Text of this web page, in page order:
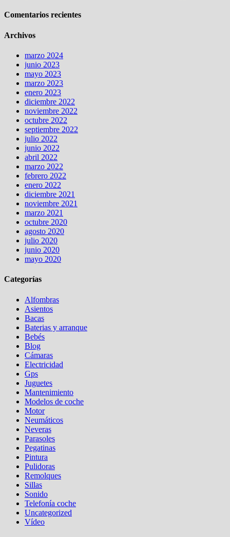
Comentarios recientes
Archivos
marzo 2024
junio 2023
mayo 2023
marzo 2023
enero 2023
diciembre 2022
noviembre 2022
octubre 2022
septiembre 2022
julio 2022
junio 2022
abril 2022
marzo 2022
febrero 2022
enero 2022
diciembre 2021
noviembre 2021
marzo 2021
octubre 2020
agosto 2020
julio 2020
junio 2020
mayo 2020
Categorías
Alfombras
Asientos
Bacas
Baterias y arranque
Bebés
Blog
Cámaras
Electricidad
Gps
Juguetes
Mantenimiento
Modelos de coche
Motor
Neumáticos
Neveras
Parasoles
Pegatinas
Pintura
Pulidoras
Remolques
Sillas
Sonido
Telefonía coche
Uncategorized
Vídeo